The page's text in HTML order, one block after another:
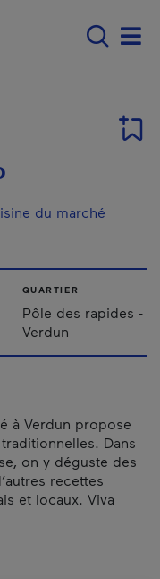
-
du marché
QUARTIER
Pôle des rapides -
Verdun
à Verdun propose
Dans
on y déguste des
recettes
et locaux. Viva